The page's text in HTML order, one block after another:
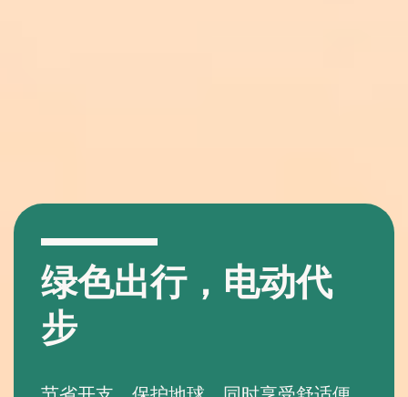
绿色出行，电动代
步